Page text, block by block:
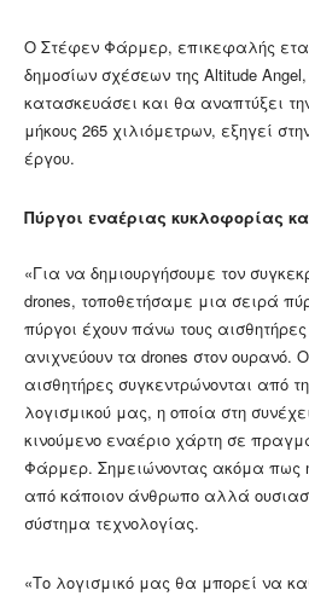
Ο Στέφεν Φάρμερ, επικεφαλής
δημοσίων σχέσεων της Altitude
κατασκευάσει και θα αναπτύξει
μήκους 265 χιλιόμετρων, εξηγεί
έργου.
Πύργοι εναέριας κυκλοφορίας
«Για να δημιουργήσουμε τον
drones, τοποθετήσαμε μια σειρά
πύργοι έχουν πάνω τους
ανιχνεύουν τα drones στον ουρανό.
αισθητήρες συγκεντρώνονται από
λογισμικού μας, η οποία στη
κινούμενο εναέριο χάρτη σε
Φάρμερ. Σημειώνοντας ακόμα πως
από κάποιον άνθρωπο αλλά
σύστημα τεχνολογίας.
«Το λογισμικό μας θα μπορεί να